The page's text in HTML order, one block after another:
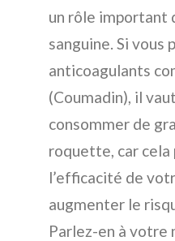
un rôle important
sanguine. Si vous
anticoagulants
(Coumadin), il
consommer de
roquette, car
l’efficacité de
augmenter le
Parlez-en à votre